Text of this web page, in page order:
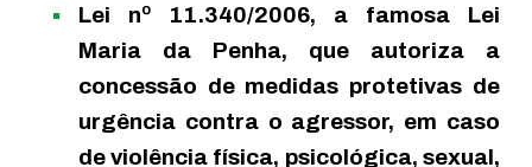
Lei nº 11.340/2006, a famosa Lei
Maria da Penha, que autoriza a
concessão de medidas protetivas de
urgência contra o agressor, em caso
de violência física, psicológica, sexual,